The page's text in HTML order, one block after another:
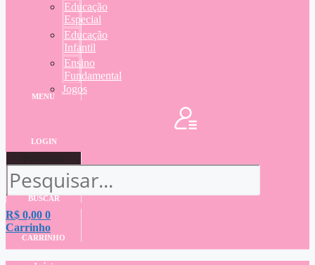
Educação
Especial
Educação
Infantil
Ensino
Fundamental
Jogos
MENU
LOGIN
BUSCAR
R$ 0,00 0
Carrinho
CARRINHO